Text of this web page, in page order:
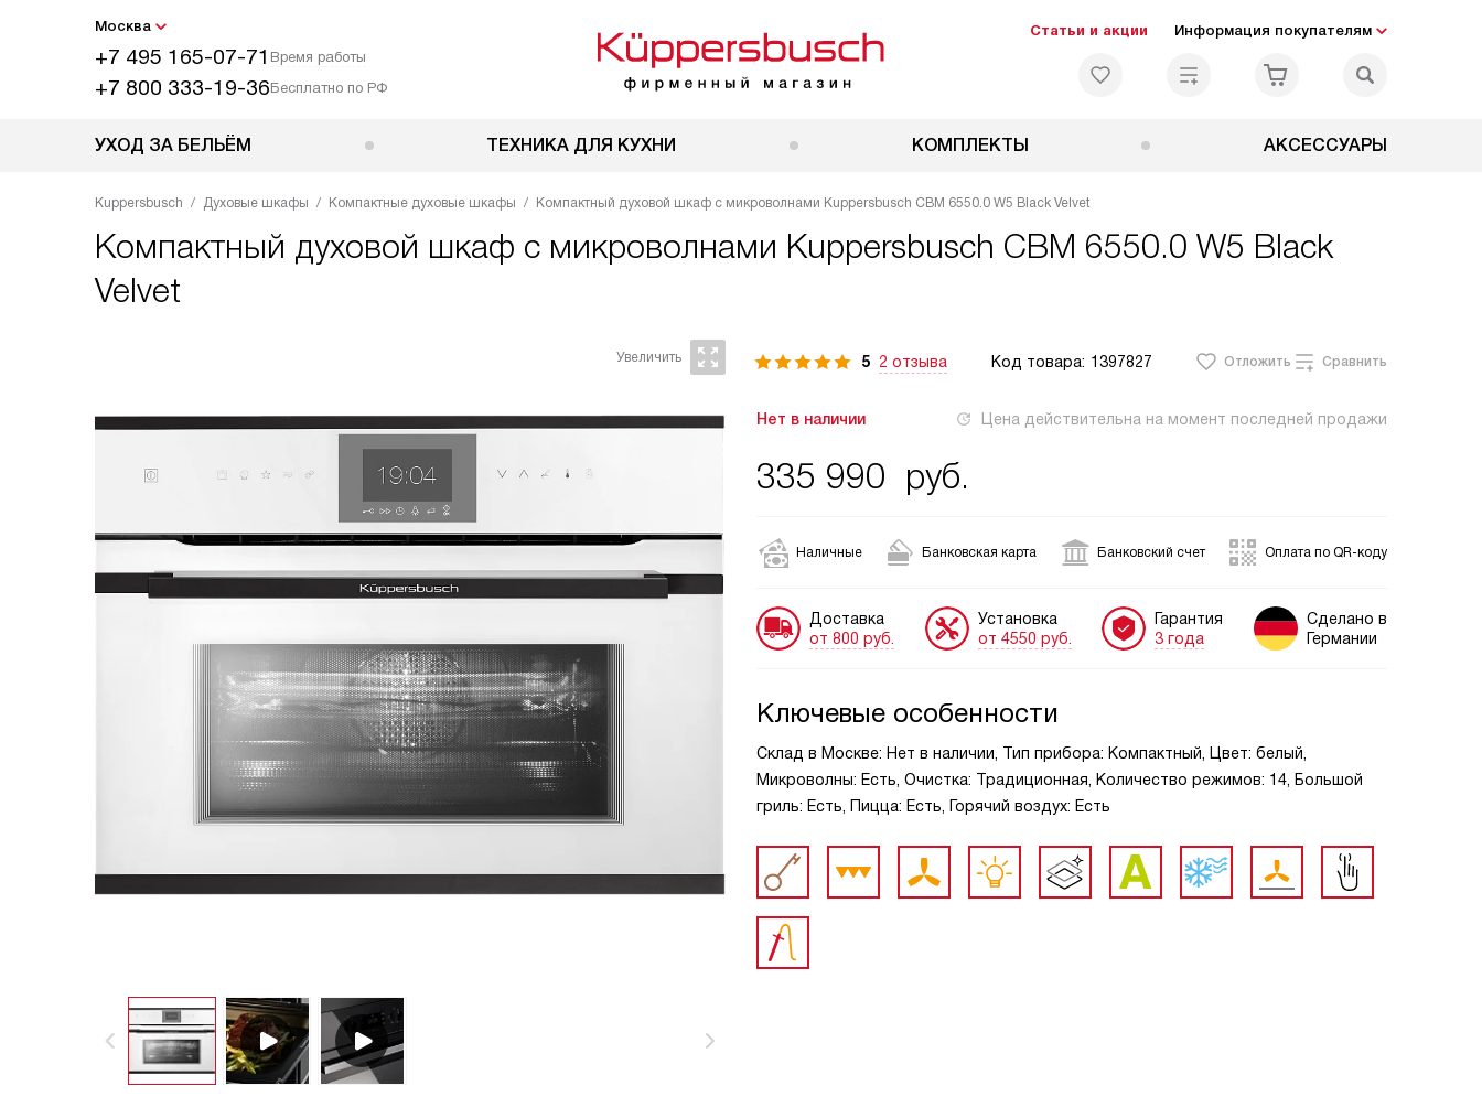
Москва
+7 495 165-07-71 Время работы
+7 800 333-19-36Бесплатно по РФ
Статьи и акции Информация покупателям
УХОД ЗА БЕЛЬЁМ ТЕХНИКА ДЛЯ КУХНИ КОМПЛЕКТЫ АКСЕССУАРЫ
Kuppersbusch Духовые шкафы Компактные духовые шкафы Компактный духовой шкаф с микроволнами Kuppersbusch CBM 6550.0 W5 Black Velvet
Компактный духовой шкаф с микроволнами Kuppersbusch CBM 6550.0 W5 Black
Velvet
5 2 отзыва Код товара: 1397827 Отложить Сравнить
Нет в наличии Цена действительна на момент последней продажи
335 990 руб.
Наличные Банковская карта Банковский счет Оплата по QR-коду
Доставка
от 800 руб.
Установка
от 4550 руб.
Гарантия
3 года
Сделано в
Германии
Ключевые особенности
Склад в Москве: Нет в наличии, Тип прибора: Компактный, Цвет: белый,
Микроволны: Есть, Очистка: Традиционная, Количество режимов: 14, Большой
гриль: Есть, Пицца: Есть, Горячий воздух: Есть